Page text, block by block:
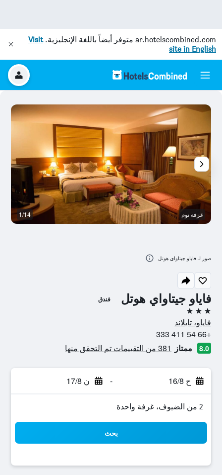
ar.hotelscombined.com متوفر أيضاً باللغة الإنجليزية.Visit
site in English
فاياو جيتاواي هوتل فندق
3 نجوم
فاياو، تايلاند
+66 54 411 333
8.0 ممتاز 381 من التقييمات تم التحقق منها
ح 16/8 - ن 17/8
2 من الضيوف، غرفة واحدة
بحث
غرفة نوم 1/14
صور لـ فاياو جيتاواي هوتل